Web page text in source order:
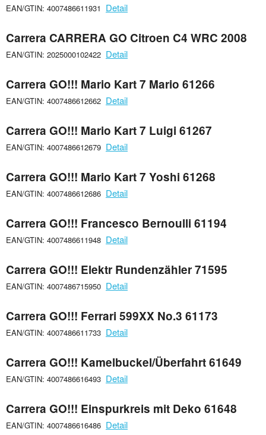
EAN/GTIN: 4007486611931 Detail
Carrera CARRERA GO Citroen C4 WRC 2008
EAN/GTIN: 2025000102422 Detail
Carrera GO!!! Mario Kart 7 Mario 61266
EAN/GTIN: 4007486612662 Detail
Carrera GO!!! Mario Kart 7 Luigi 61267
EAN/GTIN: 4007486612679 Detail
Carrera GO!!! Mario Kart 7 Yoshi 61268
EAN/GTIN: 4007486612686 Detail
Carrera GO!!! Francesco Bernoulli 61194
EAN/GTIN: 4007486611948 Detail
Carrera GO!!! Elektr Rundenzähler 71595
EAN/GTIN: 4007486715950 Detail
Carrera GO!!! Ferrari 599XX No.3 61173
EAN/GTIN: 4007486611733 Detail
Carrera GO!!! Kamelbuckel/Überfahrt 61649
EAN/GTIN: 4007486616493 Detail
Carrera GO!!! Einspurkreis mit Deko 61648
EAN/GTIN: 4007486616486 Detail